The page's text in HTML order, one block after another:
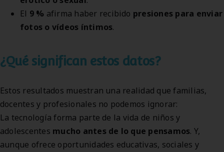
El 9 % afirma haber recibido presiones para enviar
fotos o vídeos íntimos.
¿Qué significan estos datos?
Estos resultados muestran una realidad que familias,
docentes y profesionales no podemos ignorar:
La tecnología forma parte de la vida de niños y
adolescentes mucho antes de lo que pensamos. Y,
aunque ofrece oportunidades educativas, sociales y